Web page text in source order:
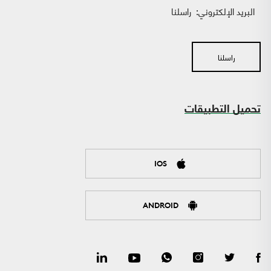
البريد الإلكتروني: راسلنا
راسلنا
تحميل التطبيقات
IOS
ANDROID